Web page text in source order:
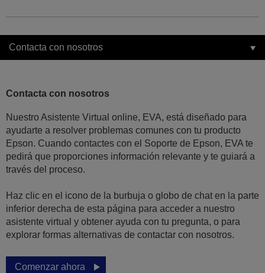
Contacta con nosotros
Contacta con nosotros
Nuestro Asistente Virtual online, EVA, está diseñado para
ayudarte a resolver problemas comunes con tu producto
Epson. Cuando contactes con el Soporte de Epson, EVA te
pedirá que proporciones información relevante y te guiará a
través del proceso.
Haz clic en el icono de la burbuja o globo de chat en la parte
inferior derecha de esta página para acceder a nuestro
asistente virtual y obtener ayuda con tu pregunta, o para
explorar formas alternativas de contactar con nosotros.
Comenzar ahora